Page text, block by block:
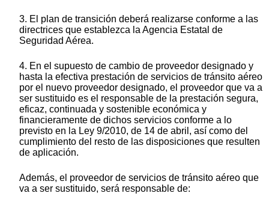
3. El plan de transición deberá realizarse conforme a las
directrices que establezca la Agencia Estatal de
Seguridad Aérea.
4. En el supuesto de cambio de proveedor designado y
hasta la efectiva prestación de servicios de tránsito aéreo
por el nuevo proveedor designado, el proveedor que va a
ser sustituido es el responsable de la prestación segura,
eficaz, continuada y sostenible económica y
financieramente de dichos servicios conforme a lo
previsto en la Ley 9/2010, de 14 de abril, así como del
cumplimiento del resto de las disposiciones que resulten
de aplicación.
Además, el proveedor de servicios de tránsito aéreo que
va a ser sustituido, será responsable de: